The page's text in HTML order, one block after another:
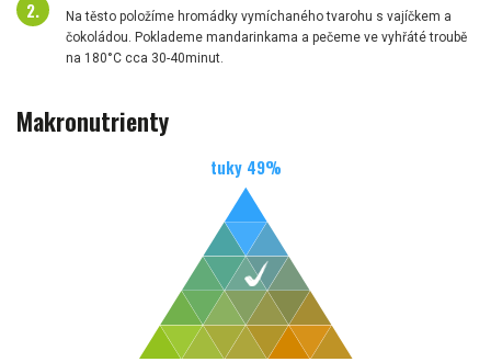
Na těsto položíme hromádky vymíchaného tvarohu s vajíčkem a
čokoládou. Poklademe mandarinkama a pečeme ve vyhřáté troubě
na 180°C cca 30-40minut.
Makronutrienty
tuky 49%